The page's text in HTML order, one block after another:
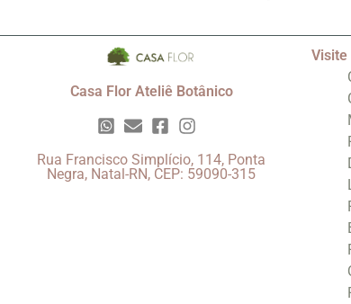
Casa Flor Ateliê Botânico
Rua Francisco Simplício, 114, Ponta
Negra, Natal-RN, CEP: 59090-315
Visite